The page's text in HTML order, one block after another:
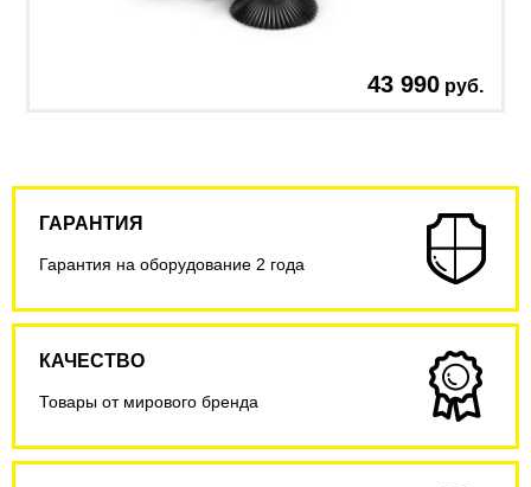
43 990 руб.
ГАРАНТИЯ
Гарантия на оборудование 2 года
КАЧЕСТВО
Товары от мирового бренда